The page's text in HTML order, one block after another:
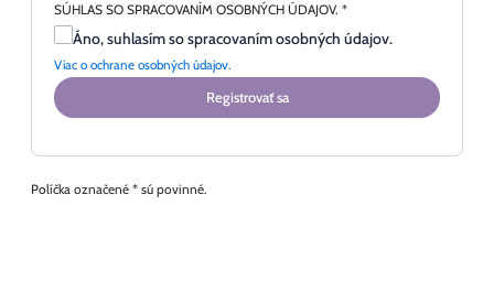
SÚHLAS SO SPRACOVANÍM OSOBNÝCH ÚDAJOV. *
Áno, suhlasím so spracovaním osobných údajov.
Viac o ochrane osobných údajov.
Registrovať sa
Políčka označené * sú povinné.